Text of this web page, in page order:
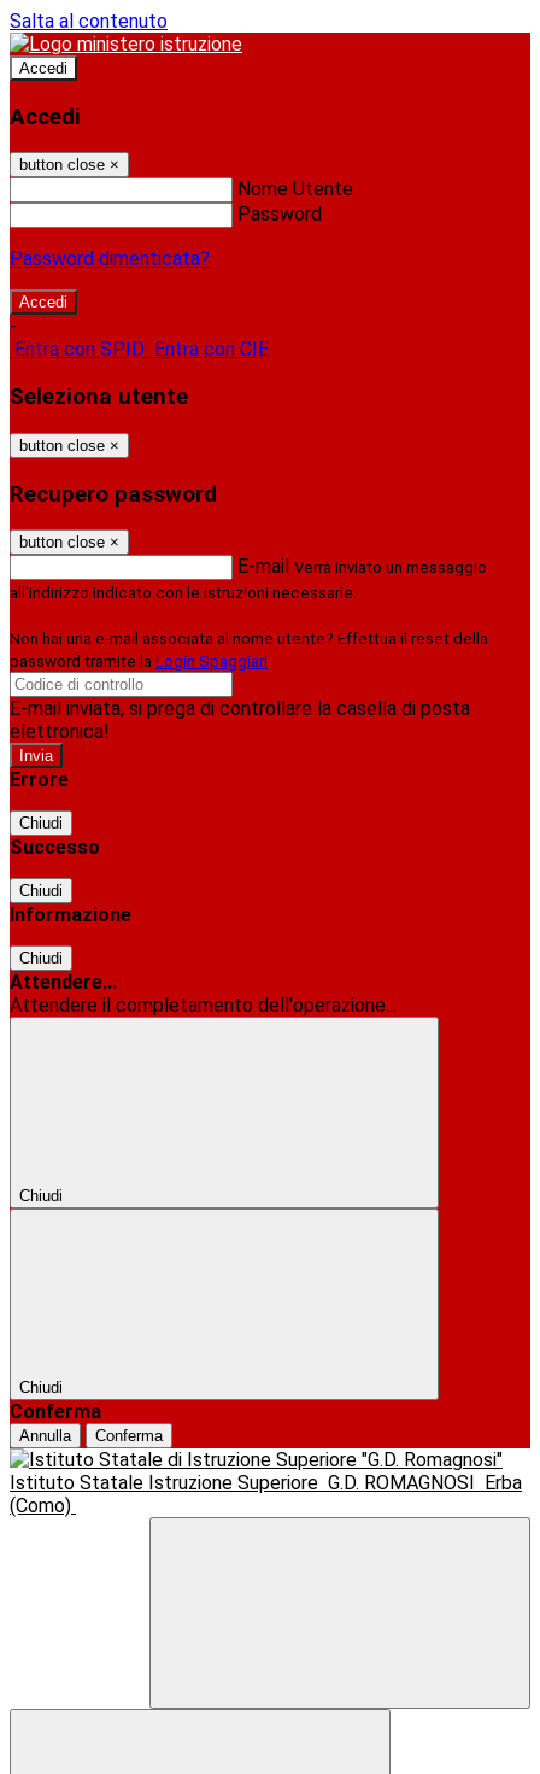
Salta al contenuto
Accedi
Accedi
button close ×
Nome Utente
Password
Password dimenticata?
-
Entra con SPID Entra con CIE
Seleziona utente
button close ×
Recupero password
button close ×
E-mail Verrà inviato un messaggio
all'indirizzo indicato con le istruzioni necessarie.
Non hai una e-mail associata al nome utente? Effettua il reset della
password tramite la Login Spaggiari
E-mail inviata, si prega di controllare la casella di posta
elettronica!
Errore
Chiudi
Successo
Chiudi
Informazione
Chiudi
Attendere...
Attendere il completamento dell'operazione...
Chiudi
Chiudi
Conferma
Annulla Conferma
Istituto Statale Istruzione Superiore G.D. ROMAGNOSI
Erba
(Como)